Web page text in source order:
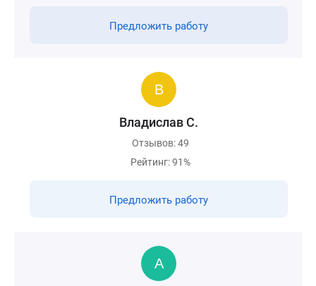
Предложить работу
Владислав С.
Отзывов: 49
Рейтинг: 91%
Предложить работу